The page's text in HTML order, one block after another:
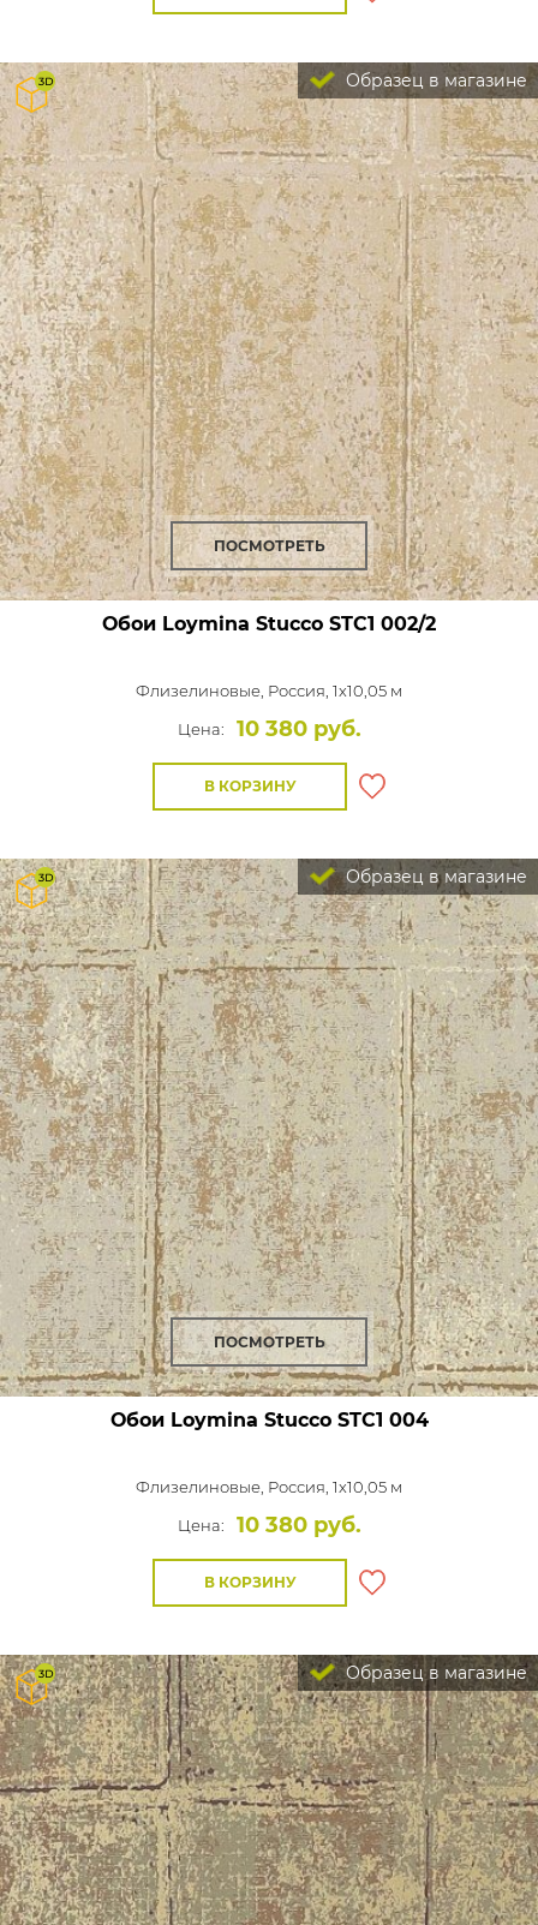
Образец в магазине
ПОСМОТРЕТЬ
Обои Loymina Stucco STC1 002/2
Флизелиновые, Россия, 1x10,05 м
Цена:
10 380 руб.
В КОРЗИНУ
Образец в магазине
ПОСМОТРЕТЬ
Обои Loymina StuccoSTC1 004
Флизелиновые, Россия, 1x10,05 м
Цена:
10 380 руб.
В КОРЗИНУ
Образец в магазине